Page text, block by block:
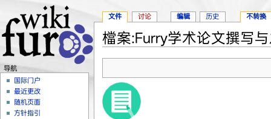
檔案:Furry学术论文撰写
文件 讨论 编辑 历史 不转换
导航
国际门户
最近更改
随机页面
方针指引